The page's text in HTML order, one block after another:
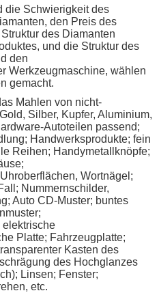
die Schwierigkeit des
den Preis des
des Diamanten
und die Struktur des
den
Werkzeugmaschine, wählen
gemacht.
Mahlen von nicht-
Silber, Kupfer, Aluminium,
Autoteilen passend;
Handwerksprodukte; fein
Reihen; Handymetallknöpfe;
Wortnägel;
Nummernschilder,
Auto CD-Muster; buntes
Platte; Fahrzeugplatte;
Kasten des
des Hochglanzes
Linsen; Fenster;
etc.